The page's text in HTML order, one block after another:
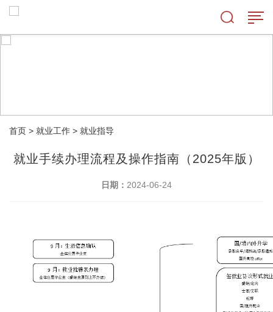
首页 > 就业工作 > 就业指导
就业手续办理流程及操作指南（2025年版）
日期： 2024-06-24